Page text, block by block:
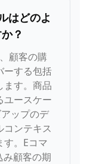
はどのよ
？
顧客の購
ーする包括
ます。商品
ユースケー
ップのデ
コンテキス
す。Eコマ
み顧客の期